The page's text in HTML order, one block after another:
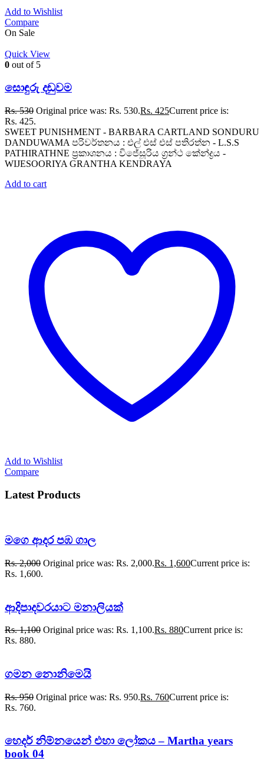
Add to Wishlist
Compare
On Sale
Quick View
0 out of 5
සොඳුරු දඬුවම
Rs.530 Original price was: Rs. 530.Rs. 425Current price is:
Rs. 425.
SWEET PUNISHMENT - BARBARA CARTLAND SONDURU
DANDUWAMA පරිවර්තනය : එල් එස් එස් පතිරත්න - L.S.S
PATHIRATHNE ප්‍රකාශනය : විජේසූරිය ග්‍රන්ථ කේන්ද්‍රය -
WIJESOORIYA GRANTHA KENDRAYA
Add to cart
Add to Wishlist
Compare
Latest Products
මගෙ ආදර පඹ ගාල
Rs.2,000 Original price was: Rs. 2,000.Rs. 1,600Current price is:
Rs. 1,600.
ආදිපාදවරයාට මනාලියක්
Rs.1,100 Original price was: Rs. 1,100.Rs. 880Current price is:
Rs. 880.
ගමන නොනිමෙයි
Rs.950 Original price was: Rs. 950.Rs. 760Current price is:
Rs. 760.
හෙදර් නිම්නයෙන් එහා ලෝකය – Martha years
book 04